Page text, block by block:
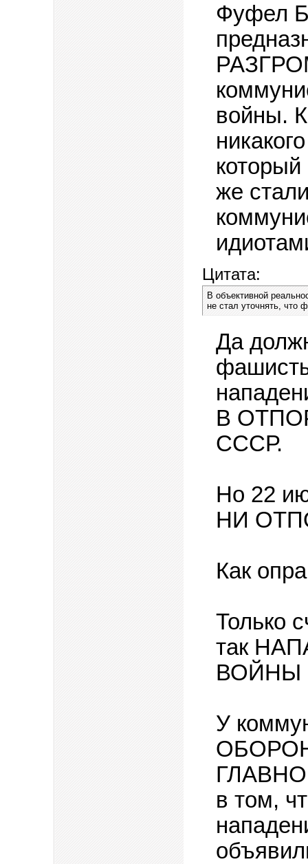
Фуфел
войны.
который
же
Цитата:
В объективной
не стал уточнять, что
Да
В
СССР.
Но 22
НИ
Как
Только
так
ВОЙНЫ
У
в том,